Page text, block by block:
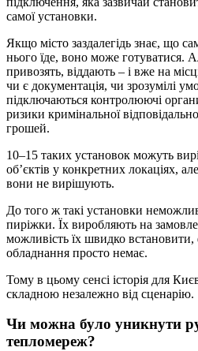
самої установки.
Якщо місто заздалегідь знає, що
нього їде, воно може готуватися.
привозять, віддають – і вже на
чи є документація, чи зрозумілі
підключаються контролюючі
ризики кримінальної
грошей.
10–15 таких установок можуть
об’єктів у конкретних локаціях,
вони не вирішують.
До того ж такі установки
пиріжки. Їх виробляють на
можливість їх швидко встановити,
обладнання просто немає.
Тому в цьому сенсі історія для
складною незалежно від сценарію.
Чи можна було уникнути
тепломереж?